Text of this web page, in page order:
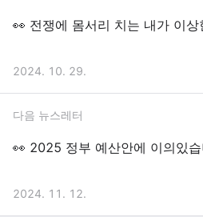
👀 전쟁에 몸서리 치는 내가 이상
2024. 10. 29.
다음 뉴스레터
👀 2025 정부 예산안에 이의있습
2024. 11. 12.